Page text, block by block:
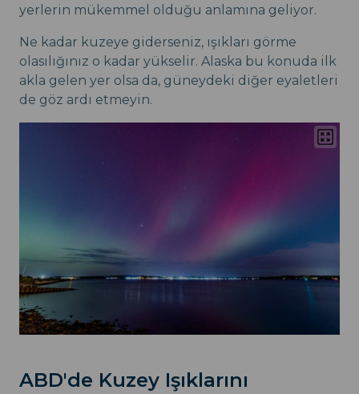
yerlerin mükemmel olduğu anlamına geliyor.
Ne kadar kuzeye giderseniz, ışıkları görme
olasılığınız o kadar yükselir. Alaska bu konuda ilk
akla gelen yer olsa da, güneydeki diğer eyaletleri
de göz ardı etmeyin.
ABD'de Kuzey Işıklarını